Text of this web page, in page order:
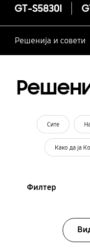
GT-S5830I
Решенија и совети
Сите
Како да ја
Филтер